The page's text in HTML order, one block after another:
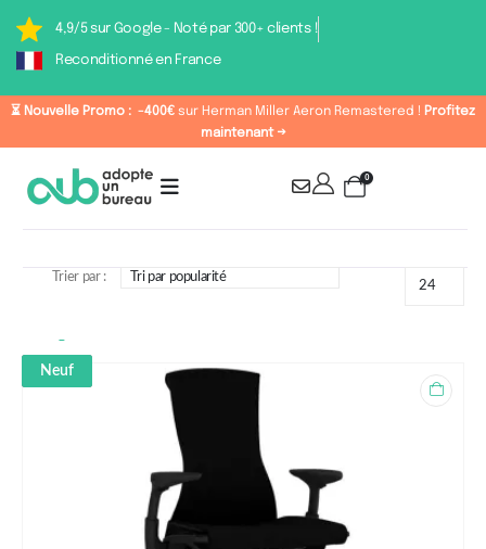
4,9/5 sur Google - Noté par 300+ clients !
Reconditionné en France
⏳ Nouvelle Promo : -400€ sur Herman Miller Aeron Remastered ! Profitez
maintenant →
0
Trier par :
Étiquette : Herman Miller
Embody
Neuf